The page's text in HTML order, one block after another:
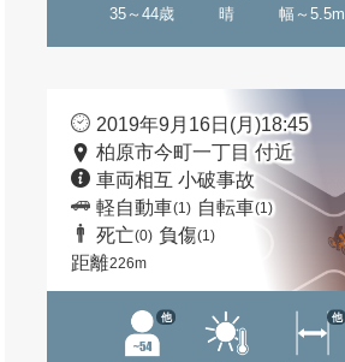
35～44歳 晴 幅～5.5m
2019年9月16日(月)18:45
柏原市今町一丁目 付近
車両相互 小破事故
軽自動車(1) 自転車(1)
死亡(0) 負傷(1)
距離226m
他 他